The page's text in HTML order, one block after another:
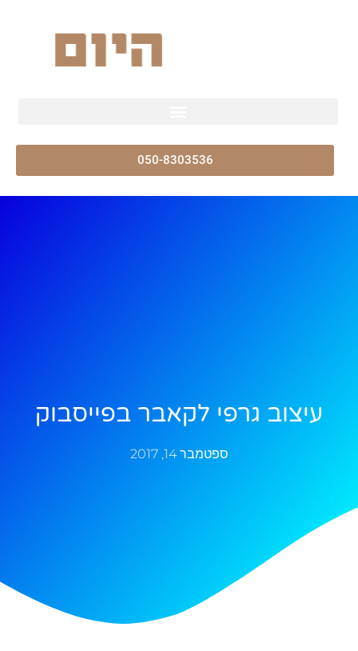
050-8303536
עיצוב גרפי לקאבר בפייסבוק
ספטמבר 14, 2017